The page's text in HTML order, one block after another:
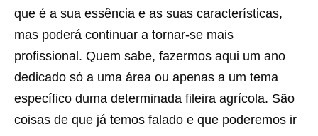
que é a sua essência e as suas características,
mas poderá continuar a tornar-se mais
profissional. Quem sabe, fazermos aqui um ano
dedicado só a uma área ou apenas a um tema
específico duma determinada fileira agrícola. São
coisas de que já temos falado e que poderemos ir